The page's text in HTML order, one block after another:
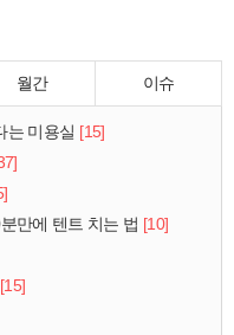
월간 이슈
는 미용실 [15]
만에 텐트 치는 법 [10]
[15]